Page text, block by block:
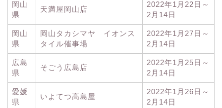
岡山
県
天満屋岡山店
2022年1月22日～
2月14日
岡山
県
岡山タカシマヤ イオンス
タイル催事場
2022年1月27日～
2月14日
広島
県
そごう広島店
2022年1月25日～
2月14日
愛媛
県
いよてつ高島屋
2022年1月26日～
2月14日